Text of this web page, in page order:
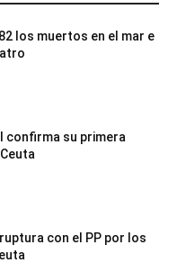
los muertos en el mar e
confirma su primera
con el PP por los